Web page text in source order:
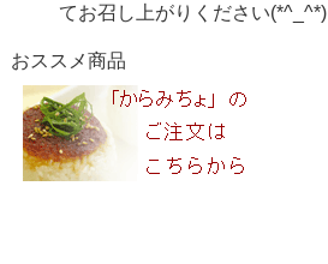
てお召し上がりください(*^_^*)
おススメ商品